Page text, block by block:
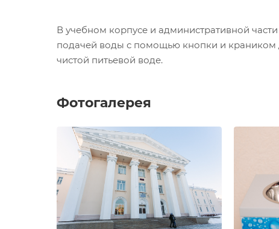
В учебном корпусе и административной
подачей воды с помощью кнопки и краником
чистой питьевой воде.
Фотогалерея